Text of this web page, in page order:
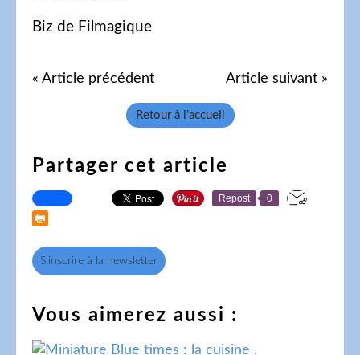
Biz de Filmagique
« Article précédent Article suivant »
Retour à l'accueil
Partager cet article
Repost 0
S'inscrire à la newsletter
Vous aimerez aussi :